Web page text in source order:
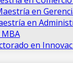
en
en
en